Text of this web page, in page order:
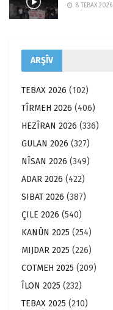
8 TEBAX 2026
ARŞÎV
TEBAX 2026 (102)
TÎRMEH 2026 (406)
HEZÎRAN 2026 (336)
GULAN 2026 (327)
NÎSAN 2026 (349)
ADAR 2026 (422)
SIBAT 2026 (387)
ÇILE 2026 (540)
KANÛN 2025 (254)
MIJDAR 2025 (226)
COTMEH 2025 (209)
ÎLON 2025 (232)
TEBAX 2025 (210)